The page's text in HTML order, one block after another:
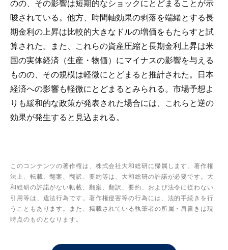
のの、その影響は短期的なショックにとどまることが示
唆されている。他方、時間軸効果の剥落を端緒とする長
期金利の上昇は比較的大きなドルの増価をもたらすと試
算された。また、これらの資産圧縮と長期金利上昇は米
国の実体経済（生産・物価）にマイナスの影響を与える
ものの、その規模は軽微にとどまると推計された。日本
経済への影響も軽微にとどまるとみられる。市場予想よ
りも緩和的な政策が発表された場合には、これらと逆の
効果が発生すると見込まれる。
このコンテンツの著作権は、株式会社大和総研に帰属します。著作権
法上、転載、翻案、翻訳、要約等は、大和総研の許諾が必要です。大
和総研の許諾がない転載、翻案、翻訳、要約、および法令に従わない
引用等は、違法行為です。著作権侵害等の行為には、法的手続きを行
うこともあります。また、掲載されている執筆者の所属・肩書きは現
時点のものとなります。